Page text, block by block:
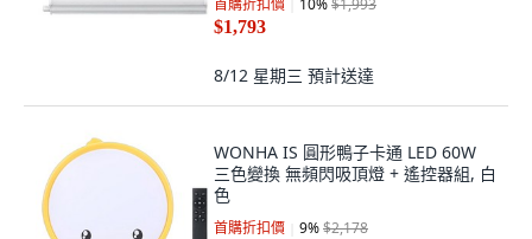
首購折扣價 10%$1,993
$1,793
8/12 星期三 預計送達
WONHA IS 圓形鴨子卡通 LED 60W
三色變換 無頻閃吸頂燈 + 遙控器組, 白
色
首購折扣價 9%$2,178